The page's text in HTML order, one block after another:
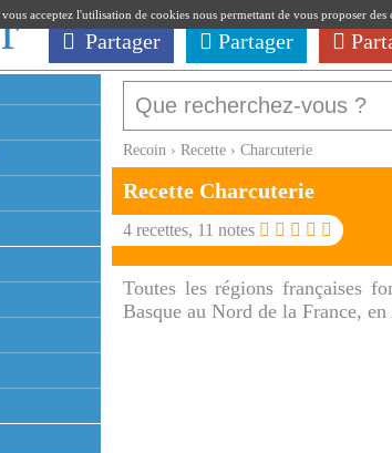
Partager Partager
Recoin › Recette › Charcuterie
Recette Charcuterie
4 recettes, 11 notes
Toutes les régions françaises
Basque au Nord de la France,
acceptez l'utilisation de cookies nous permettant de vous proposer des